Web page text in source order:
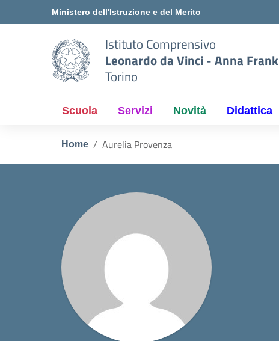
Vai ai contenuti
Vai al menu di navigazioneMinistero dell'Istruzione e del Merito
Istituto Comprensivo
Leonardo da Vinci - Anna Frank
Torino
Scuola Servizi Novità Didattica
Home Aurelia Provenza